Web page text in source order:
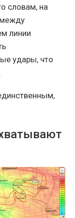
словам, на
между
линии
удары, что